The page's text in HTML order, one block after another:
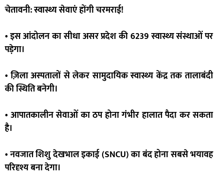
चेतावनी: स्वास्थ्य सेवाएं होंगी चरमराई!
• इस आंदोलन का सीधा असर प्रदेश की 6239 स्वास्थ्य संस्थाओं पर
पड़ेगा।
• ज़िला अस्पतालों से लेकर सामुदायिक स्वास्थ्य केंद्र तक तालाबंदी
की स्थिति बनेगी।
• आपातकालीन सेवाओं का ठप होना गंभीर हालात पैदा कर सकता
है।
• नवजात शिशु देखभाल इकाई (SNCU) का बंद होना सबसे भयावह
परिदृश्य बना देगा।